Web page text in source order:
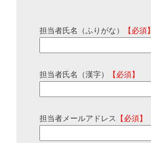
担当者氏名（ふりがな） 【必須】
担当者氏名（漢字） 【必須】
担当者メールアドレス 【必須】